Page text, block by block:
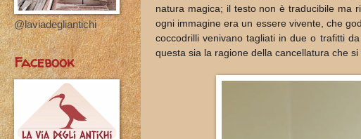
natura magica; il testo non è traducibile ma
ogni immagine era un essere vivente, che
coccodrilli venivano tagliati in due o trafitti
questa sia la ragione della cancellatura che
@laviadegliantichi
Facebook